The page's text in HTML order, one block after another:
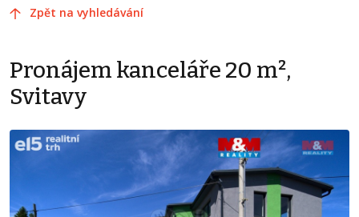
Zpět na vyhledávání
Pronájem kanceláře 20 m²,
Svitavy